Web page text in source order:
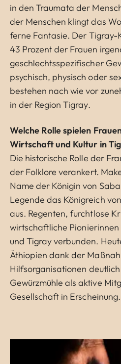
in den Traumata der
der Menschen klingt das
ferne Fantasie. Der Tigray-
43 Prozent der Frauen
geschlechtsspezifischer
psychisch, physisch oder
bestehen nach wie vor
in der Region Tigray.
Welche Rolle spielen
Wirtschaft und Kultur in
Die historische Rolle der
der Folklore verankert.
Name der Königin von
Legende das Königreich
aus. Regenten, furchtlose
wirtschaftliche Pionierinnen
und Tigray verbunden.
Äthiopien dank der
Hilfsorganisationen
Gewürzmühle als aktive
Gesellschaft in Erscheinung.